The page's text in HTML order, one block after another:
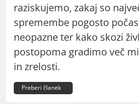
raziskujemo, zakaj so
spremembe pogosto
neopazne ter kako skozi
postopoma gradimo več
in zrelosti.
Preberi članek